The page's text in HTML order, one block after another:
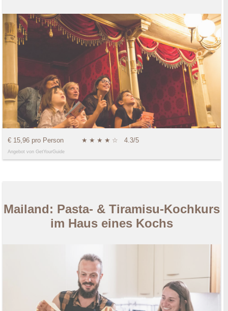
€ 15,96 pro Person ★ ★ ★ ★ ☆ 4.3/5
Angebot von GetYourGuide
Mailand: Pasta- & Tiramisu-Kochkurs
im Haus eines Kochs